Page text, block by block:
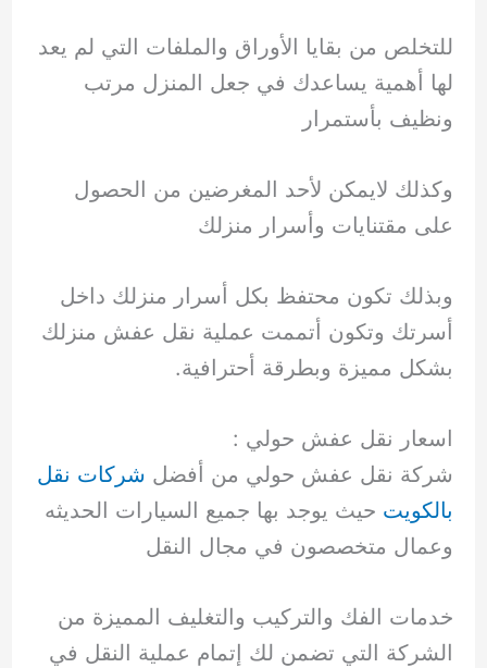
للتخلص من بقايا الأوراق والملفات التي لم يعد
لها أهمية يساعدك في جعل المنزل مرتب
ونظيف بأستمرار
وكذلك لايمكن لأحد المغرضين من الحصول
على مقتنايات وأسرار منزلك
وبذلك تكون محتفظ بكل أسرار منزلك داخل
أسرتك وتكون أتممت عملية نقل عفش منزلك
بشكل مميزة وبطرقة أحترافية.
اسعار نقل عفش حولي :
شركة نقل عفش حولي من أفضل شركات نقل
بالكويت حيث يوجد بها جميع السيارات الحديثه
وعمال متخصصون في مجال النقل
خدمات الفك والتركيب والتغليف المميزة من
الشركة التي تضمن لك إتمام عملية النقل في